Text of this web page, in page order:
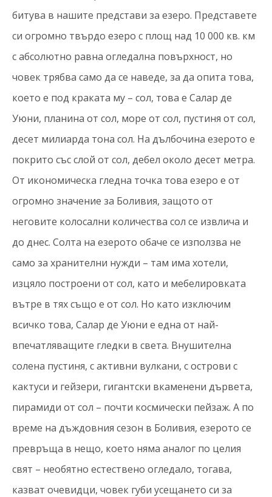
битува в нашите представи за езеро. Представете
си огромно твърдо езеро с площ над 10 000 кв. км
с абсолютно равна огледална повърхност, но
човек трябва само да се наведе, за да опита това,
което е под краката му – сол, това е Салар де
Уюни, планина от сол, море от сол, пустиня от сол,
десет милиарда тона сол. На дълбочина езерото е
покрито със слой от сол, дебел около десет метра.
От икономическа гледна точка това езеро е от
огромно значение за Боливия, защото от
неговите колосални количества сол се извлича и
до днес. Солта на езерото обаче се използва не
само за хранителни нужди – там има хотели,
изцяло построени от сол, като и мебелировката
вътре в тях също е от сол. Но като изключим
всичко това, Салар де Уюни е една от най-
впечатляващите гледки в света. Внушителна
солена пустиня, с активни вулкани, с острови с
кактуси и гейзери, гигантски вкаменени дървета,
пирамиди от сол – почти космически пейзаж. А по
време на дъждовния сезон в Боливия, езерото се
превръща в нещо, което няма аналог по целия
свят – необятно естествено огледало, тогава,
казват очевидци, човек губи усещането си за